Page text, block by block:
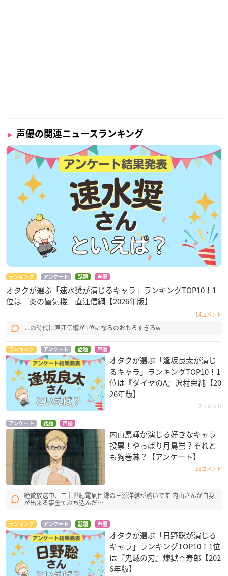
声優の関連ニュースランキング
ランキング アンケート 話題 声優
オタクが選ぶ「速水奨が演じるキャラ」ランキングTOP10！1
位は『炎の蜃気楼』直江信綱【2026年版】
14コメント
この時代に直江信綱が1位になるのおもろすぎるw
ランキング アンケート 話題 声優
オタクが選ぶ「逢坂良太が演じ
るキャラ」ランキングTOP10！1
位は『ダイヤのA』沢村栄純【20
26年版】
2コメント
アンケート 話題 声優
内山昂輝が演じる好きなキャラ
投票！やっぱり月島蛍？それと
も狗巻棘？【アンケート】
18コメント
絶賛放送中、二十世紀電氣目録の三添洋輔が熱いです 内山さんが自身
が出来る事全てぶち込んだ…
ランキング アンケート 話題 声優
オタクが選ぶ「日野聡が演じる
キャラ」ランキングTOP10！1位
は『鬼滅の刃』煉󠄁獄杏寿郎【202
6年版】